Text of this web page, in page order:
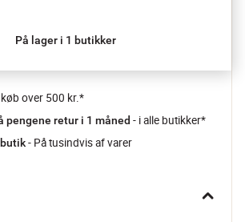
På lager i 1 butikker
over 500 kr.*
pengene retur i 1 måned - i alle butikker*
- På tusindvis af varer